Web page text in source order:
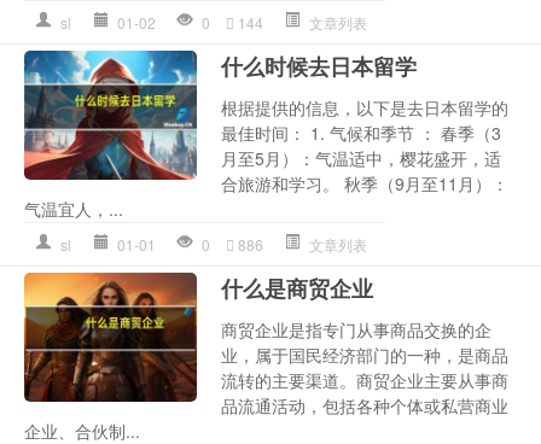
sl 01-02 0 144 文章列表
什么时候去日本留学
根据提供的信息，以下是去日本留学的
最佳时间： 1. 气候和季节 ： 春季（3
月至5月）：气温适中，樱花盛开，适
合旅游和学习。 秋季（9月至11月）：
气温宜人，...
sl 01-01 0 886 文章列表
什么是商贸企业
商贸企业是指专门从事商品交换的企
业，属于国民经济部门的一种，是商品
流转的主要渠道。商贸企业主要从事商
品流通活动，包括各种个体或私营商业
企业、合伙制...